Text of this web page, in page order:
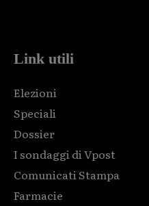
Link utili
Elezioni
Speciali
Dossier
I sondaggi di Vpost
Comunicati Stampa
Farmacie